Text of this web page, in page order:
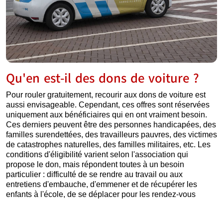
Qu'en est-il des dons de voiture ?
Pour rouler gratuitement, recourir aux dons de voiture est
aussi envisageable. Cependant, ces offres sont réservées
uniquement aux bénéficiaires qui en ont vraiment besoin.
Ces derniers peuvent être des personnes handicapées, des
familles surendettées, des travailleurs pauvres, des victimes
de catastrophes naturelles, des familles militaires, etc. Les
conditions d'éligibilité varient selon l'association qui
propose le don, mais répondent toutes à un besoin
particulier : difficulté de se rendre au travail ou aux
entretiens d'embauche, d'emmener et de récupérer les
enfants à l'école, de se déplacer pour les rendez-vous